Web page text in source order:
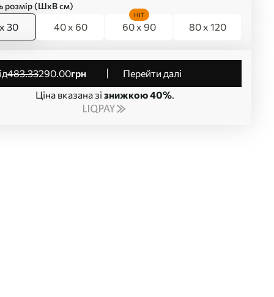
розмір (ШхВ см)
30 40 x 60 60 x 90
HIT
80 x 120
від483.33290.00грн
Перейти далі
Ціна вказана зі знижкою 40%.